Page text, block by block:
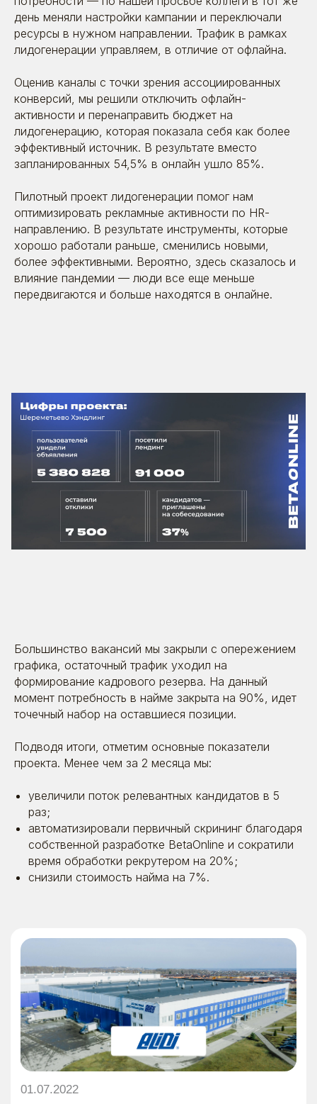
день меняли настройки кампании и переключали
ресурсы в нужном направлении. Трафик в рамках
лидогенерации управляем, в отличие от офлайна.
Оценив каналы с точки зрения ассоциированных
конверсий, мы решили отключить офлайн-
активности и перенаправить бюджет на
лидогенерацию, которая показала себя как более
эффективный источник. В результате вместо
запланированных 54,5% в онлайн ушло 85%.
Пилотный проект лидогенерации помог нам
оптимизировать рекламные активности по HR-
направлению. В результате инструменты, которые
хорошо работали раньше, сменились новыми,
более эффективными. Вероятно, здесь сказалось и
влияние пандемии — люди все еще меньше
передвигаются и больше находятся в онлайне.
Большинство вакансий мы закрыли с опережением
графика, остаточный трафик уходил на
формирование кадрового резерва. На данный
момент потребность в найме закрыта на 90%, идет
точечный набор на оставшиеся позиции.
Подводя итоги, отметим основные показатели
проекта. Менее чем за 2 месяца мы:
увеличили поток релевантных кандидатов в 5
раз;
автоматизировали первичный скрининг благодаря
собственной разработке BetaOnline и сократили
время обработки рекрутером на 20%;
снизили стоимость найма на 7%.
8 (495) 642-59-95
Я даю согласие на обработку моих персональных
данных в соответствии сполитикой обработки
персональных данных
согласием на обработку
персональных данных
Пользовательское
соглашение
© 2026. Все права защищены | ООО «Бета
990 0 Позиция ОКПД 2 58.29.13 ОКВЭД - 63.11.1
Коды видов деятельности в области